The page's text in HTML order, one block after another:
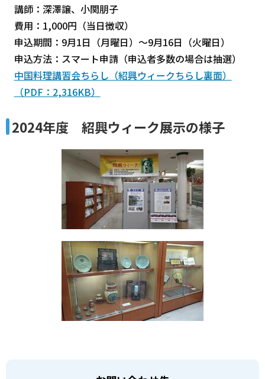
講師：深澤譲、小関朋子
費用：1,000円（当日徴収）
申込期間：9月1日（月曜日）～9月16日（火曜日）
申込方法：スマート申請（申込者多数の場合は抽選）
中国料理講習会ちらし（紹興ウィークちらし裏面）
（PDF：2,316KB）
2024年度 紹興ウィーク展示の様子